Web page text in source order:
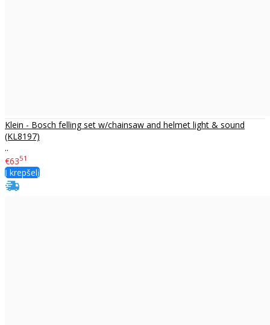
Klein - Bosch felling set w/chainsaw and helmet light & sound
(KL8197)
..
€6351
Į krepšelį